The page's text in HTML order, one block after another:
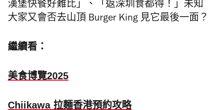
漢堡快餐好難比」、「返深圳食都得！」未知
大家又會否去山頂 Burger King 見它最後一面？
繼續看：
美食博覽2025
Chiikawa 拉麵香港預約攻略